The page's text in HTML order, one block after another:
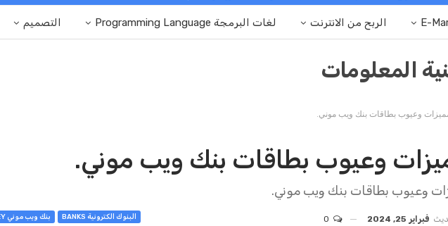
الربح من الانترنت لغات البرمجة Programming Language التصميم
المعلومات
وعيوب بطاقات بنك ويب موني.
وعيوب بطاقات بنك ويب موني.
وعيوب بطاقات بنك ويب موني.
البنوك الكترونية BANKS بنك ويب موني WEBMONEY فبراير 25, 2024